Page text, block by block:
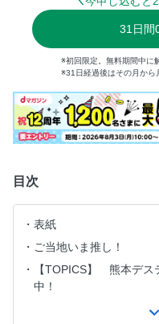
31 日間
※初回限定。無料期間中に
※31日経過後はその月から
目次
表紙
ご当地いま推し！
【TOPICS】 熊本デス
中！